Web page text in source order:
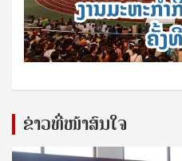
ຂ່າວທີ່ໜ້າສົນໃຈ